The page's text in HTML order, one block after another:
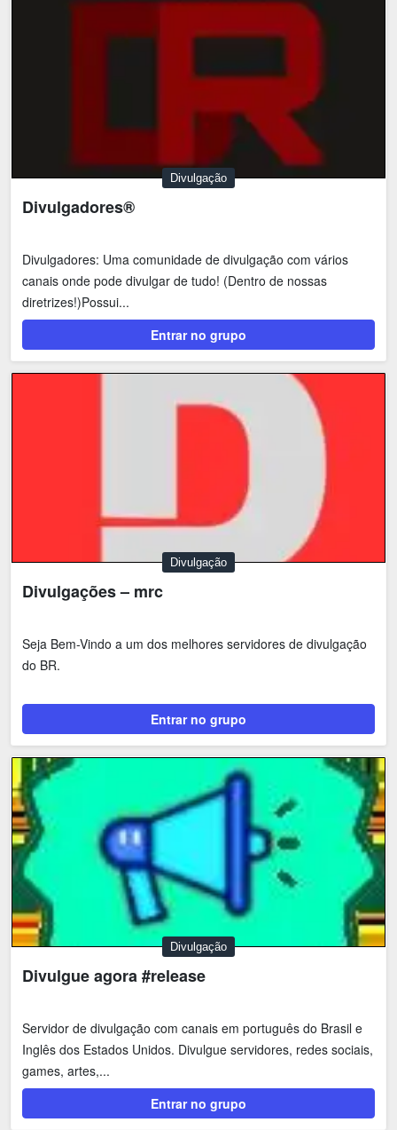
Divulgação
Divulgadores®
Divulgadores: Uma comunidade de divulgação com vários
canais onde pode divulgar de tudo! (Dentro de nossas
diretrizes!)Possui...
Entrar no grupo
Divulgação
Divulgações – mrc
Seja Bem-Vindo a um dos melhores servidores de divulgação
do BR.
Entrar no grupo
Divulgação
Divulgue agora #release
Servidor de divulgação com canais em português do Brasil e
Inglês dos Estados Unidos. Divulgue servidores, redes sociais,
games, artes,...
Entrar no grupo